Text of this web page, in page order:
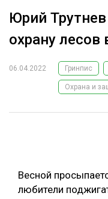
ЛЕСНОЕ ХОЗЯЙСТВО
ЛЕСОЗАГОТОВКА
БИОЭНЕРГЕТИКА
Юрий
охрану
06.04.2022 Гринпис
Охрана и
Весной
любители